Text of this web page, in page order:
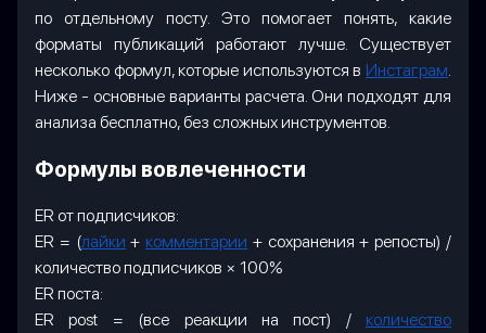
по отдельному посту. Это помогает понять, какие
форматы публикаций работают лучше. Существует
несколько формул, которые используются в Инстаграм
Ниже - основные варианты расчета. Они подходят для
анализа бесплатно, без сложных инструментов.
Формулы вовлеченности
ER от подписчиков:
ER = (лайки + комментарии + сохранения + репосты) /
количество подписчиков × 100%
ER поста:
ER post = (все реакции на пост) /
количество